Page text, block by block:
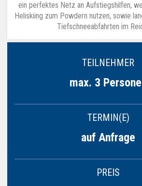
ein perfektes Netz an Aufstiegshilfen,
Heliskiing zum Powdern nutzen, sowie
Tiefschneeabfahrten im
TEILNEHMER
max. 3
TERMIN(E)
auf Anfrage
PREIS